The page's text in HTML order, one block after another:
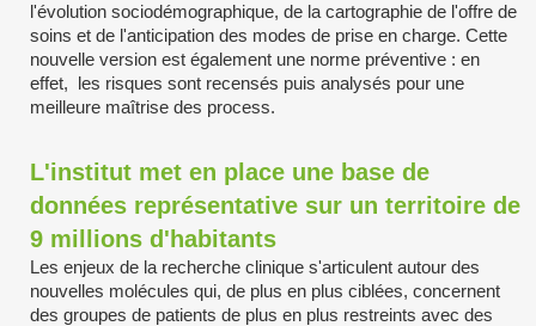
l'évolution sociodémographique, de la cartographie de l'offre de
soins et de l'anticipation des modes de prise en charge. Cette
nouvelle version est également une norme préventive : en
effet, les risques sont recensés puis analysés pour une
meilleure maîtrise des process.
L'institut met en place une base de
données représentative sur un territoire de
9 millions d'habitants
Les enjeux de la recherche clinique s'articulent autour des
nouvelles molécules qui, de plus en plus ciblées, concernent
des groupes de patients de plus en plus restreints avec des